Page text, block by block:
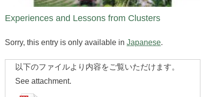
Experiences and Lessons from Clusters
Sorry, this entry is only available in Japanese.
以下のファイルより内容をご覧いただけます。
See attachment.